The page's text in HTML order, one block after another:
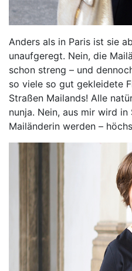
Anders als in Paris ist sie
unaufgeregt. Nein, die
schon streng – und
so viele so gut gekleidete
Straßen Mailands! Alle
nunja. Nein, aus mir wird
Mailänderin werden –